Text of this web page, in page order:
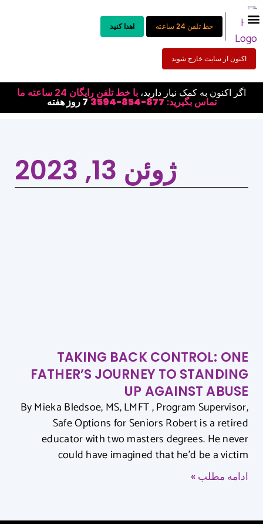
خط تلفن 24 ساعته اهدا کنید
اکنون از سایت خارج شوید
اگر اکنون به کمک نیاز دارید، با خط تلفن رایگان 24 ساعته ما
تماس بگیرید:877-854-3594 7 روز هفته
ژوئن 13, 2023
TAKING BACK CONTROL: ONE
FATHER’S JOURNEY TO STANDING
UP AGAINST ABUSE
By Mieka Bledsoe, MS, LMFT , Program Supervisor,
Safe Options for Seniors Robert is a retired
educator with two masters degrees. He never
could have imagined that he’d be a victim
ادامه مطلب »